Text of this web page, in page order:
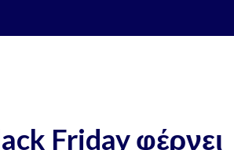
Friday φέρνει